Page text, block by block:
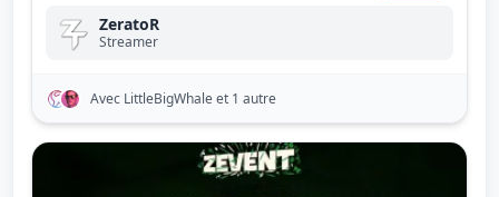
ZeratoR
Streamer
Avec LittleBigWhaleet 1 autre